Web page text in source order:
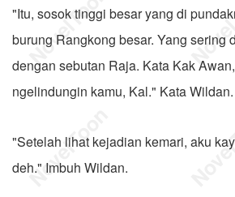
"Itu, sosok tinggi besar yang di
burung Rangkong besar. Yang sering
dengan sebutan Raja. Kata Kak
ngelindungin kamu, Kal." Kata Wildan.
"Setelah lihat kejadian kemari, aku
deh." Imbuh Wildan.